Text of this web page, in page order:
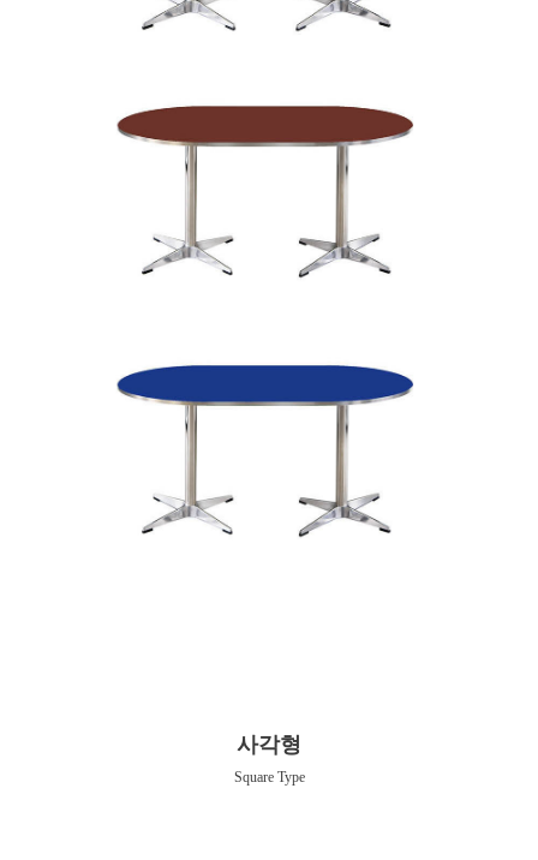
사각형
Square Type